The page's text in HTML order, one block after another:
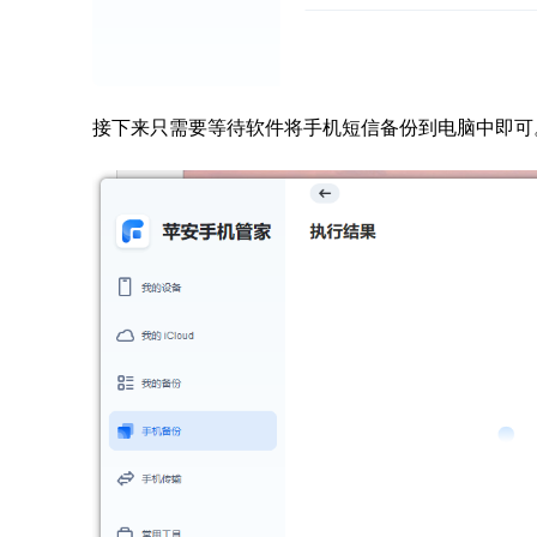
接下来只需要等待软件将手机短信备份到电脑中即可